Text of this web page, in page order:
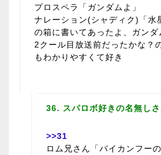
プロスペラ「ガンダムよ」
ナレーション(シャディク)「水
の箱に書いてあったよ、ガンダ
2クール目放送前だったかな？
もわかりやすくて好き
36. スパロボ好きの名無し
>>31
ロム兄さん「バイカンフー